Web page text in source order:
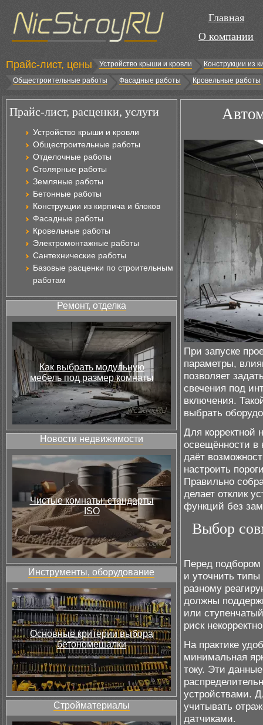
Главная
О компании
Прайс-лист, цены Устройство крыши и кровли
Конструкции из
Общестроительные работы
Фасадные работы Кровельные работы
Прайс-лист, расценки, услуги
Устройство крыши и кровли
Общестроительные работы
Отделочные работы
Столярные работы
Земляные работы
Бетонные работы
Конструкции из кирпича и блоков
Фасадные работы
Кровельные работы
Электромонтажные работы
Сантехнические работы
Базовые расценки по строительным
работам
Ремонт, отделка
Как выбрать модульную
мебель под размер комнаты
Новости недвижимости
Чистые комнаты: стандарты
ISO
Инструменты, оборудование
Основные критерии выбора
бетономешалки
Стройматериалы
При запуске
параметры,
позволяет
свечения под
включения.
выбрать
Для корректной
освещённости в
даёт
настроить
Правильно
делает отклик
функций без
Выбор
Перед подбором
и уточнить
разному
должны
или
риск
На практике
минимальная
току. Эти
устройствами.
учитывать
датчиками.